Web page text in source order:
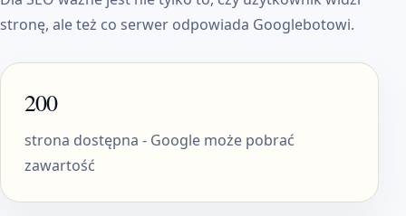
stronę, ale też co serwer odpowiada Googlebotowi.
200
strona dostępna - Google może pobrać
zawartość